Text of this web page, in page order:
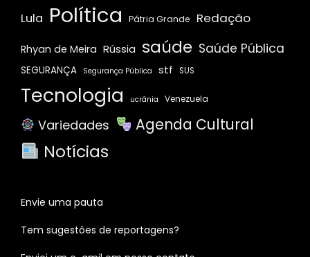
Lula Política Pátria Grande Redação
Rhyan de Meira Rússia saúde Saúde Pública
SEGURANÇA Segurança Pública stf SUS
Tecnologia ucrânia Venezuela
Variedades Agenda Cultural
Notícias
Envie uma pauta
Tem sugestões de reportagens?